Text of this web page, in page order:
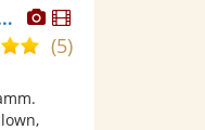
Dieser
Künstler
stellt
Dieser
Künstler
Kinderprogramm
4,8(5)